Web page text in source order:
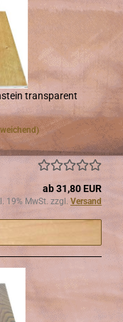
trans­pa­rent
ab 31,80 EUR
19% MwSt. zzgl. Versand